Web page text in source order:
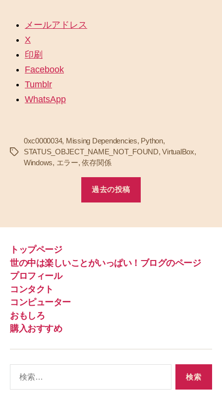
メールアドレス
X
印刷
Facebook
Tumblr
WhatsApp
タ
0xc0000034, Missing Dependencies, Python,
STATUS_OBJECT_NAME_NOT_FOUND,VirtualBox,
Windows, エラー,依存関係
過去の投稿
トップページ
世の中は楽しいことがいっぱい！ブログのページ
プロフィール
コンタクト
コンピューター
おもしろ
購入おすすめ